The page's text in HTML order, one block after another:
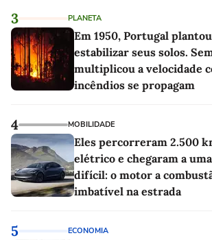
3 PLANETA
Em 1950, Portugal
estabilizar seus solos.
multiplicou a velocidade
incêndios se propagam
4 MOBILIDADE
Eles percorreram 2.500
elétrico e chegaram a
difícil: o motor a
imbatível na estrada
5 ECONOMIA